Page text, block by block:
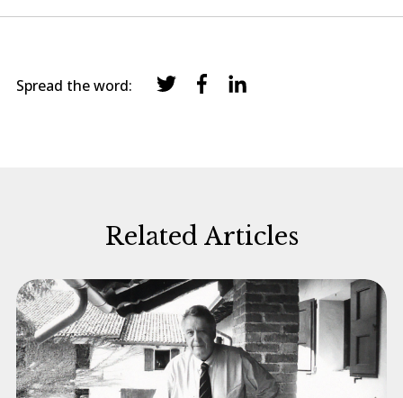
Spread the word:
Related Articles